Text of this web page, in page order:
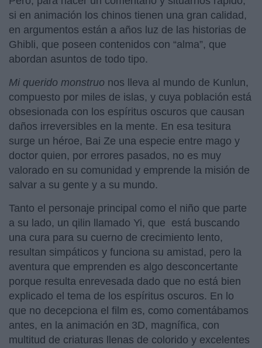
si en animación los chinos tienen una gran calidad,
en argumentos están a años luz de las historias de
Ghibli, que poseen contenidos con “alma”, que
abordan asuntos de todo tipo.
Mi querido monstruo nos lleva al mundo de Kunlun,
compuesto por miles de islas, y cuya población está
obsesionada con los espíritus oscuros que causan
daños irreversibles en la mente. En esa tesitura
surge un héroe, Bai Ze una especie entre mago y
doctor quien, por errores pasados, no es muy
valorado en su comunidad y emprende la misión de
salvar a su gente y a su mundo.
Tanto el personaje principal como el niño que parte
a su lado, un qilin llamado Yi, que está buscando
una cura para su cuerno de crecimiento lento,
resultan simpáticos y funciona su amistad, pero la
aventura que emprenden es algo desconcertante
porque resulta enrevesada dado que no está bien
explicado el tema de los espíritus oscuros. En lo
que no decepciona el film es, como comentábamos
antes, en la animación en 3D, magnífica, con
multitud de criaturas llenas de colorido y excelentes